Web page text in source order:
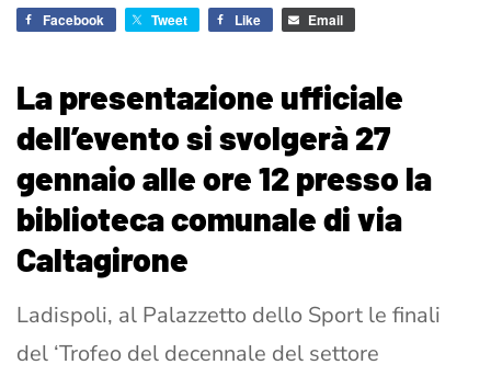
Facebook Tweet Like Email
La presentazione ufficiale
dell’evento si svolgerà 27
gennaio alle ore 12 presso la
biblioteca comunale di via
Caltagirone
Ladispoli, al Palazzetto dello Sport le finali
del ‘Trofeo del decennale del settore